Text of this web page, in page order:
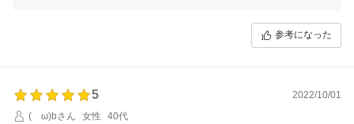
そのため、朝から夜までのお出かけやお仕事中にもお役に立てるかと存
またのご利用を心よりお待ちしております。
参考になった
5
2022/10/01
(ゝω)bさん
女性 40代